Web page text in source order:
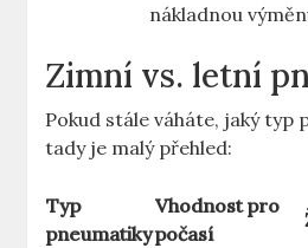
nákladnou
Zimní vs. letní
Pokud stále váháte, jaký typ
tady je malý přehled:
Typ
pneumatiky
Vhodnost pro
počasí